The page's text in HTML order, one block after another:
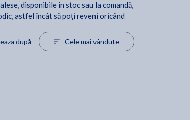
disponibile în stoc sau la comandă,
astfel încât să poți reveni oricând
după Cele mai vândute